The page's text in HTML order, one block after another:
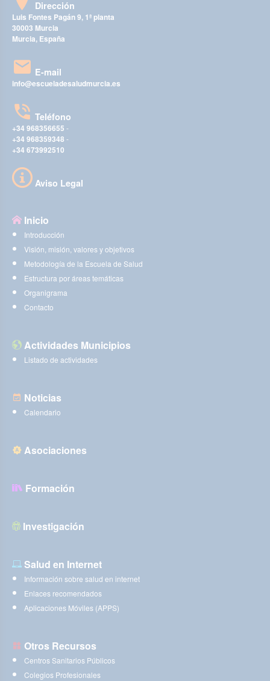
Dirección
Luis Fontes Pagán 9, 1ª planta
30003 Murcia
Murcia, España
E-mail
info@escueladesaludmurcia.es
Teléfono
+34 968356655 -
+34 968359348 -
+34 673992510
Aviso Legal
Inicio
Introducción
Visión, misión, valores y objetivos
Metodología de la Escuela de Salud
Estructura por áreas temáticas
Organigrama
Contacto
Actividades Municipios
Listado de actividades
Noticias
Calendario
Asociaciones
Formación
Investigación
Salud en Internet
Información sobre salud en internet
Enlaces recomendados
Aplicaciones Móviles (APPS)
Otros Recursos
Centros Sanitarios Públicos
Colegios Profesionales